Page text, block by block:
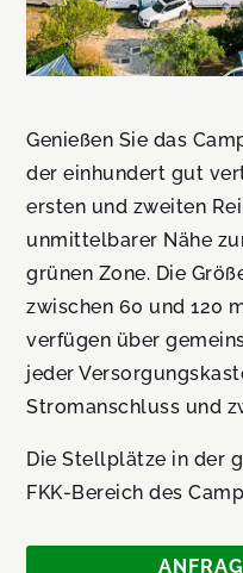
Genießen Sie das
der einhundert gut
ersten und zweiten
unmittelbarer Nähe
grünen Zone. Die
zwischen 60 und 120
verfügen über
jeder
Stromanschluss und
Die Stellplätze in der
FKK-Bereich des